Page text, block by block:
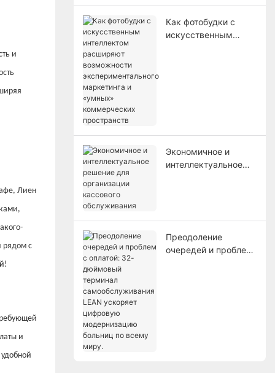
и
Лиен
рядом с
и
телефонов.
Как фотобудки с
искусственным
пространств
Экономичное и
интеллектуальное
Преодоление
очередей и проблем